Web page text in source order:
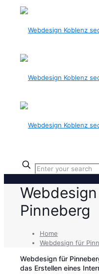
Pinneberg
Home
Webdesign für
Webdesign für
das Erstellen eines